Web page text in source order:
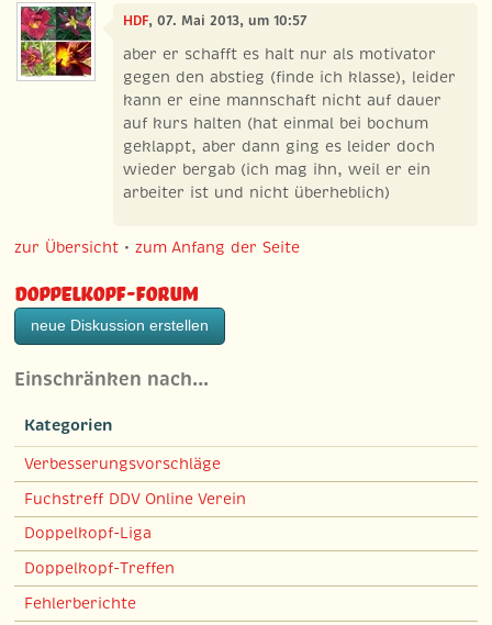
HDF, 07. Mai 2013, um 10:57
aber er schafft es halt nur als motivator
gegen den abstieg (finde ich klasse), leider
kann er eine mannschaft nicht auf dauer
auf kurs halten (hat einmal bei bochum
geklappt, aber dann ging es leider doch
wieder bergab (ich mag ihn, weil er ein
arbeiter ist und nicht überheblich)
zur Übersicht •zum Anfang der Seite
Doppelkopf-Forum
neue Diskussion erstellen
Einschränken nach…
Kategorien
Verbesserungsvorschläge
Fuchstreff DDV Online Verein
Doppelkopf-Liga
Doppelkopf-Treffen
Fehlerberichte